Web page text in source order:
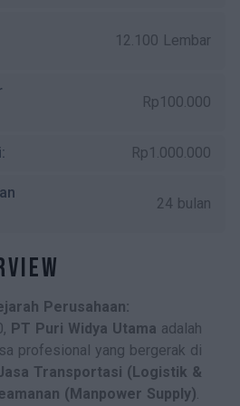
12.100 Lembar
Rp100.000
Rp1.000.000
24 bulan
Perusahaan:
PT Puri Widya Utama adalah
profesional yang bergerak di
Transportasi (Logistik &
(Manpower Supply).